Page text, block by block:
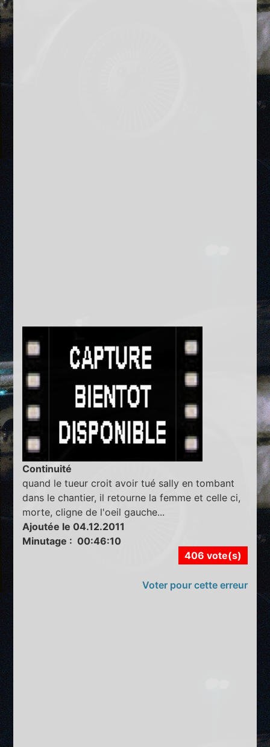
Continuité
quand le tueur croit avoir tué sally en tombant
dans le chantier, il retourne la femme et celle ci,
morte, cligne de l'oeil gauche...
Ajoutée le 04.12.2011
Minutage : 00:46:10
406 vote(s)
Voter pour cette erreur